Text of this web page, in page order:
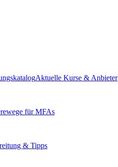
Aktuelle Kurse & Anbieter
für MFAs
& Tipps